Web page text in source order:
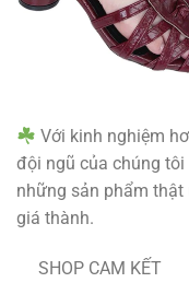
Với kinh nghiệm
đội ngũ của chúng
những sản phẩm thật
giá thành.
SHOP CAM KẾT